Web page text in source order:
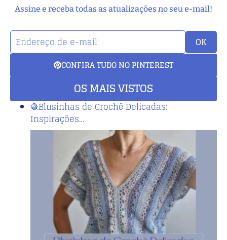
Assine e receba todas as atualizações no seu e-mail!
OK
CONFIRA TUDO NO PINTEREST
OS MAIS VISTOS
🧶Blusinhas de Crochê Delicadas:
Inspirações…